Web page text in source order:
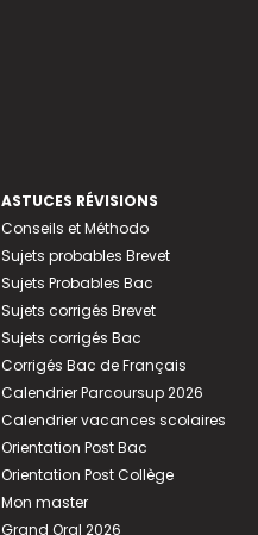
ASTUCES RÉVISIONS
Conseils et Méthodo
Sujets probables Brevet
Sujets Probables Bac
Sujets corrigés Brevet
Sujets corrigés Bac
Corrigés Bac de Français
Calendrier Parcoursup 2026
Calendrier vacances scolaires
Orientation Post Bac
Orientation Post Collège
Mon master
Grand Oral 2026